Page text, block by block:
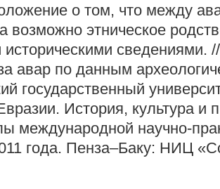
о том, что между
возможно этническое
историческими
авар по данным
государственный
История, культура и
международной научно-
года. Пенза–Баку: НИЦ